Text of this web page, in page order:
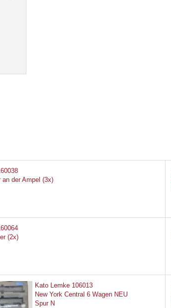
an der Ampel (3x)
(2x)
Kato Lemke 106013
New York Central 6 Wagen NEU
Spur N